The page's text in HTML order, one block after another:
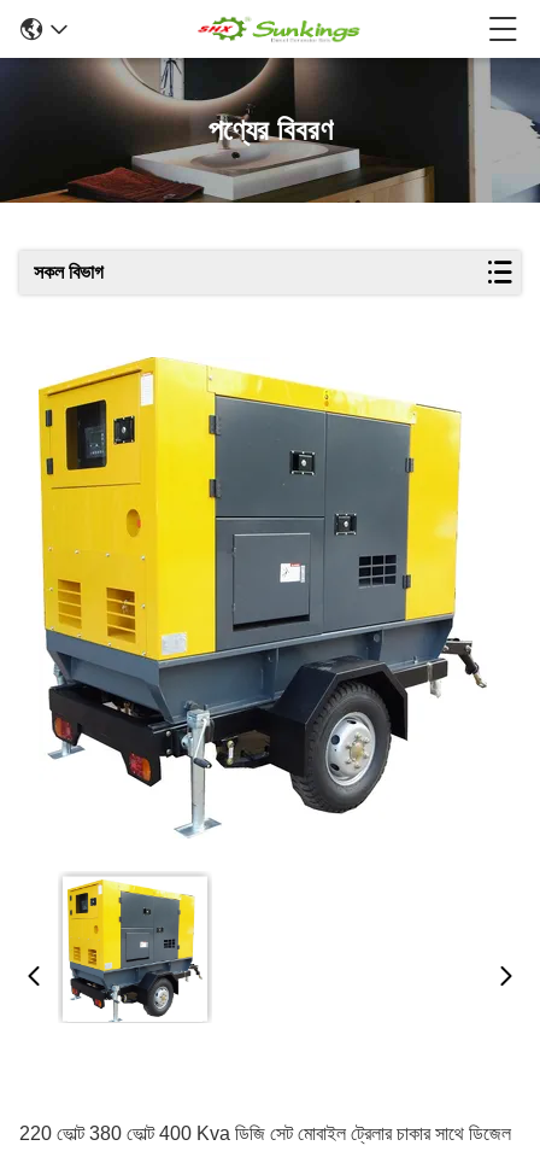
পণ্যের বিবরণ
সকল বিভাগ
220 ভোল্ট 380 ভোল্ট 400 Kva ডিজি সেট মোবাইল ট্রেলার চাকার সাথে ডিজেল